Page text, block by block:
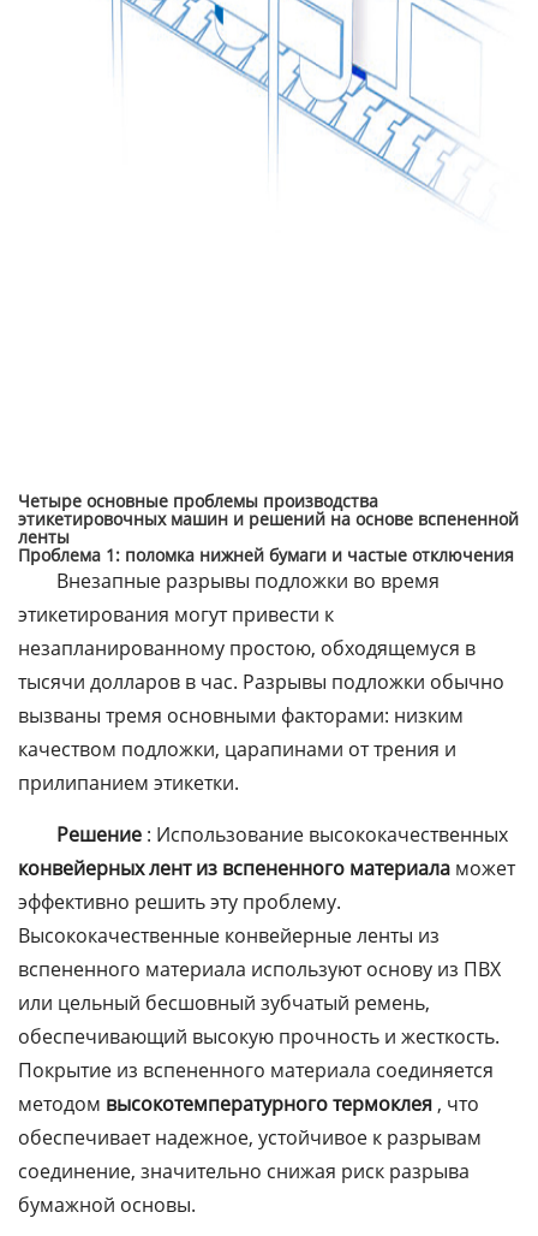
Четыре основные проблемы производства
этикетировочных машин и решений на основе вспененной
ленты
Проблема 1: поломка нижней бумаги и частые отключения
Внезапные разрывы подложки во время
этикетирования могут привести к
незапланированному простою, обходящемуся в
тысячи долларов в час. Разрывы подложки обычно
вызваны тремя основными факторами: низким
качеством подложки, царапинами от трения и
прилипанием этикетки.
Решение : Использование высококачественных
конвейерных лент из вспененного материала может
эффективно решить эту проблему.
Высококачественные конвейерные ленты из
вспененного материала используют основу из ПВХ
или цельный бесшовный зубчатый ремень,
обеспечивающий высокую прочность и жесткость.
Покрытие из вспененного материала соединяется
методом высокотемпературного термоклея , что
обеспечивает надежное, устойчивое к разрывам
соединение, значительно снижая риск разрыва
бумажной основы.